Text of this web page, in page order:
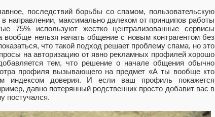
последствий борьбы со спамом, пользовательскую
направлении, максимально далеком от принципов работы
75% используют жестко централизованные сервисы
нельзя начать общение с новым контрагентом без
что такой подход решает проблему спама, но это
на авторизацию от явно рекламных профилей хорошо
тем, что решение о начале общения обычно
профиля вызывающего на предмет «А ты вообще кто
индексом доверия. И если ваш профиль покажется
давно потерянный родственник просто добавит вас в
постучался.